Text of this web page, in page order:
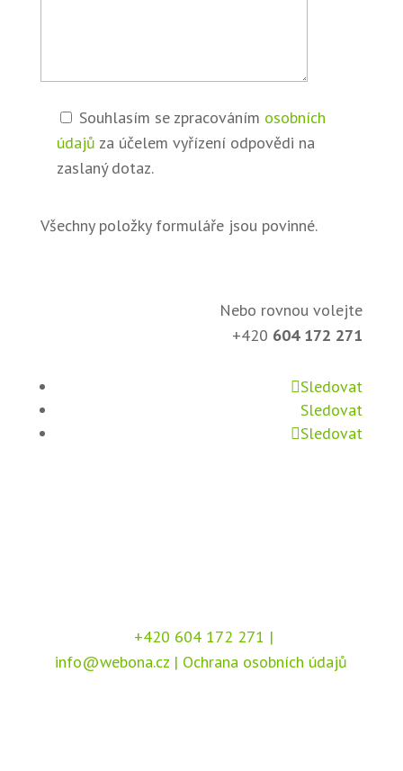
Souhlasím se zpracováním osobních
údajů za účelem vyřízení odpovědi na
zaslaný dotaz.
Všechny položky formuláře jsou povinné.
Nebo rovnou volejte
+420 604 172 271
Sledovat
Sledovat
Sledovat
+420 604 172 271 |
info@webona.cz | Ochrana osobních údajů